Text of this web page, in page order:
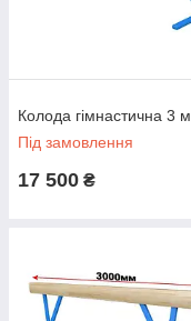
Колода гімнастична 3 м
Під замовлення
17 500 ₴